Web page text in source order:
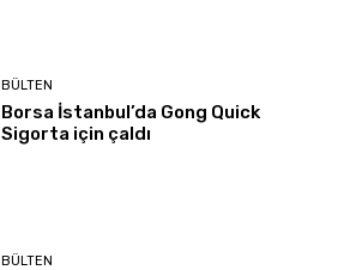
BÜLTEN
Borsa İstanbul’da Gong Quick
Sigorta için çaldı
BÜLTEN